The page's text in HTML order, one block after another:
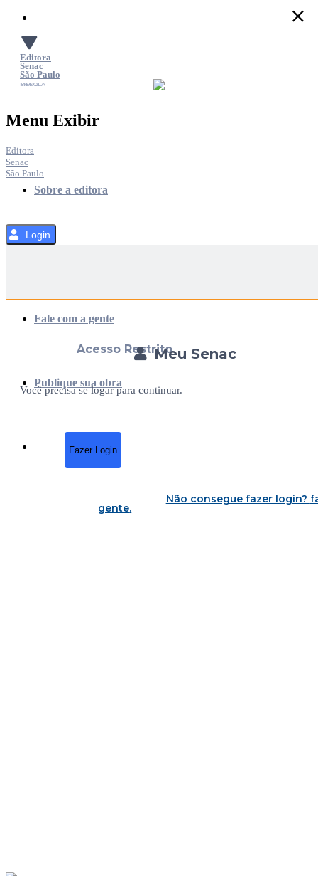
o
Conteúdo
Editora
Senac
São Paulo
SACOLA
MENU
Menu Exibir
Editora
Senac
São Paulo
Sobre a editora
Fale com a gente
Publique sua obra
Login
Meu Senac
Acesso Restrito
Você precisa se logar para continuar.
Fazer Login
Não consegue fazer login?
gente.